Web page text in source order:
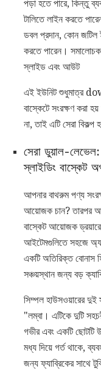
পড়া হতে পারে, কিন্তু
টালিতে লাইন করতে
ডবল প্রদান, কোন জটিল
করতে পারেন।
স্লাইড এবং আউট
এই ইউনিট শুধুমাত্র
বাস্কেটে সংরক্ষণ করা
না, তাই এটি সেরা বিকল্প
সেরা ডুয়াল-
স্লাইডিং বাস্কেট
আপনার বাথরুম পণ্য
আয়োজক চান? তারপর
বাস্কেট আয়োজক
আইটেমগুলিতে সহজে
একটি অতিরিক্ত বোনাস
সঞ্চয়স্থান জন্য বড়
সিম্পল হাউসওয়ারের
"লম্বা। এটিকে দুটি
গভীর এবং একটি ছোটটি
মধ্য দিয়ে গর্ত থাকে,
জন্য ফ্যাব্রিকের সাথে